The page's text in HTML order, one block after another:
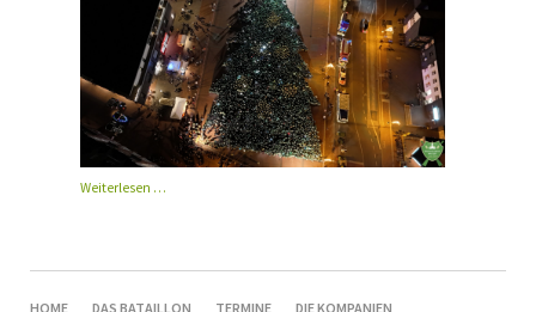
Weiterlesen …
NAVIGATION
HOME DAS BATAILLON TERMINE DIE KOMPANIEN